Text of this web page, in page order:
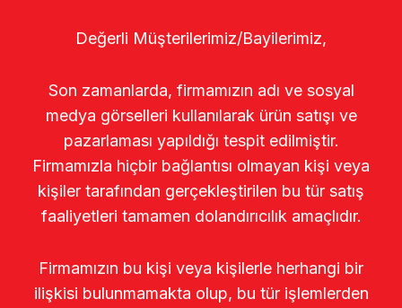
Değerli Müşterilerimiz/Bayilerimiz,
Son zamanlarda, firmamızın adı ve sosyal
medya görselleri kullanılarak ürün satışı ve
pazarlaması yapıldığı tespit edilmiştir.
Firmamızla hiçbir bağlantısı olmayan kişi veya
kişiler tarafından gerçekleştirilen bu tür satış
faaliyetleri tamamen dolandırıcılık amaçlıdır.
Firmamızın bu kişi veya kişilerle herhangi bir
ilişkisi bulunmamakta olup, bu tür işlemlerden